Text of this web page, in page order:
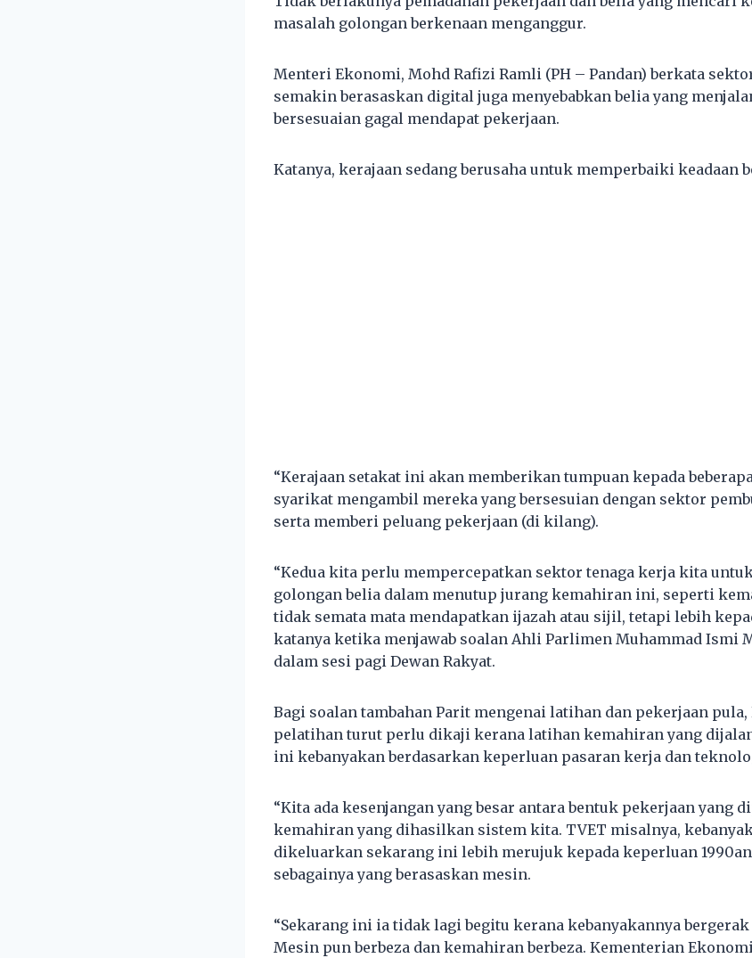
masalah golongan berkenaan menganggur.
Menteri Ekonomi, Mohd Rafizi Ramli (PH – Pandan) berkata
semakin berasaskan digital juga menyebabkan belia yang
bersesuaian gagal mendapat pekerjaan.
Katanya, kerajaan sedang berusaha untuk memperbaiki keadaan
“Kerajaan setakat ini akan memberikan tumpuan kepada
syarikat mengambil mereka yang bersesuian dengan sektor
serta memberi peluang pekerjaan (di kilang).
“Kedua kita perlu mempercepatkan sektor tenaga kerja kita
golongan belia dalam menutup jurang kemahiran ini, seperti
tidak semata mata mendapatkan ijazah atau sijil, tetapi lebih
katanya ketika menjawab soalan Ahli Parlimen Muhammad Ismi
dalam sesi pagi Dewan Rakyat.
Bagi soalan tambahan Parit mengenai latihan dan pekerjaan
pelatihan turut perlu dikaji kerana latihan kemahiran yang
ini kebanyakan berdasarkan keperluan pasaran kerja dan
“Kita ada kesenjangan yang besar antara bentuk pekerjaan yang
kemahiran yang dihasilkan sistem kita. TVET misalnya,
dikeluarkan sekarang ini lebih merujuk kepada keperluan
sebagainya yang berasaskan mesin.
“Sekarang ini ia tidak lagi begitu kerana kebanyakannya
Mesin pun berbeza dan kemahiran berbeza. Kementerian